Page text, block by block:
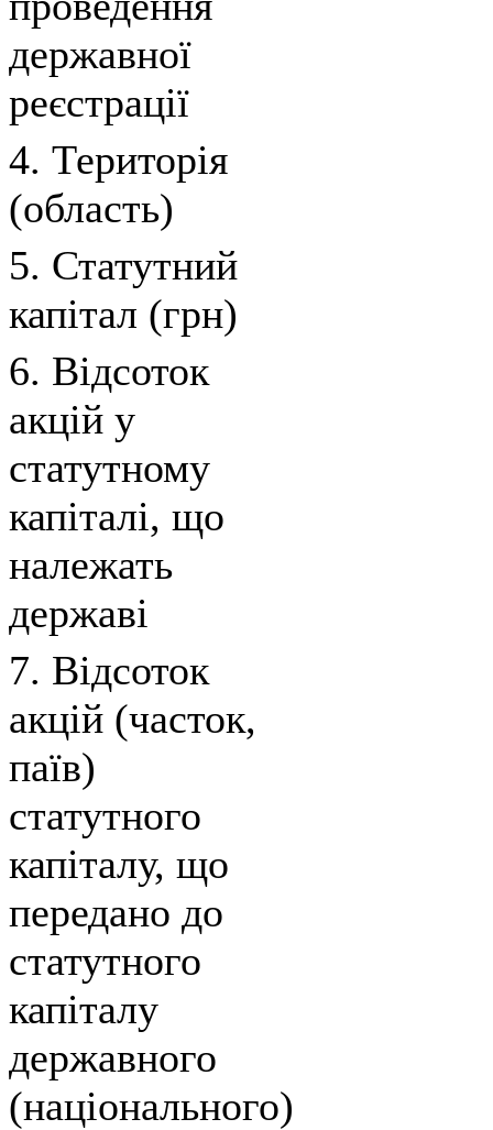
державної
реєстрації
4. Територія
(область)
5. Статутний
капітал (грн)
6. Відсоток
акцій у
статутному
капіталі, що
належать
державі
7. Відсоток
акцій (часток,
паїв)
статутного
капіталу, що
передано до
статутного
капіталу
державного
(національного)